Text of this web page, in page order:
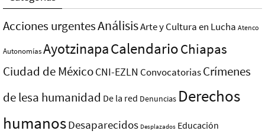
Acciones urgentesAnálisisArte y Cultura en Lucha Atenco
AutonomíasAyotzinapaCalendarioChiapas
Ciudad de MéxicoCNI-EZLN ConvocatoriasCrímenes
de lesa humanidad De la red Denuncias Derechos
humanosDesaparecidos Desplazados Educación